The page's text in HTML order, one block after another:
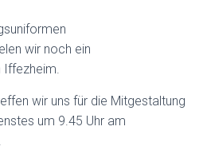
wir noch ein
Iffezheim.
wir uns für die Mitgestaltung
um 9.45 Uhr am